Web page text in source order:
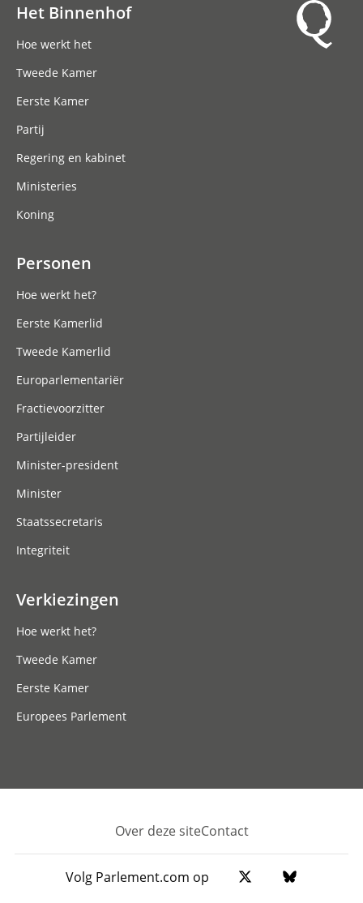
Het Binnenhof
Hoe werkt het
Tweede Kamer
Eerste Kamer
Partij
Regering en kabinet
Ministeries
Koning
Personen
Hoe werkt het?
Eerste Kamerlid
Tweede Kamerlid
Europarlementariër
Fractievoorzitter
Partijleider
Minister-president
Minister
Staatssecretaris
Integriteit
Verkiezingen
Hoe werkt het?
Tweede Kamer
Eerste Kamer
Europees Parlement
Footer
Over deze siteContact
Volg Parlement.com op